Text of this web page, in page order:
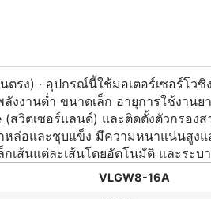
รง) · อุปกรณ์นี้ใช้มอเตอร์เซอร์โ
งานต่ำ ขนาดเล็ก อายุการใช้งาน
สวิตเซอร์แลนด์) และติดตั้งตัวกรอ
หล่อและชุบแข็ง มีความหนาแน่นสูง
ส้นแต่ละเส้นโดยอัตโนมัติ และระบ
VLGW8-16A